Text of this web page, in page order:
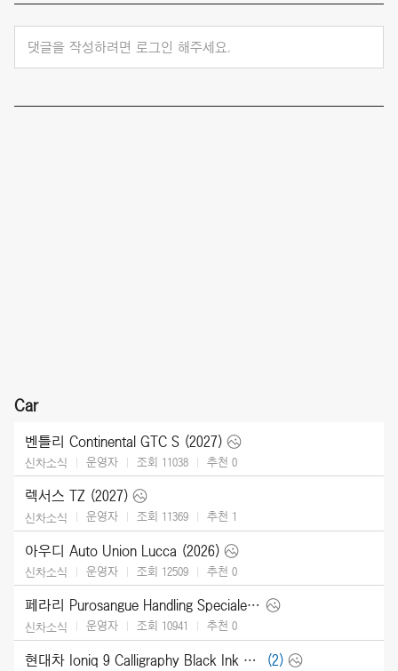
댓글을 작성하려면 로그인 해주세요.
Car
벤틀리 Continental GTC S (2027)
신차소식 운영자 조회 11038 추천 0
렉서스 TZ (2027)
신차소식 운영자 조회 11369 추천 1
아우디 Auto Union Lucca (2026)
신차소식 운영자 조회 12509 추천 0
페라리 Purosangue Handling Speciale (2027)
신차소식 운영자 조회 10941 추천 0
현대차 Ioniq 9 Calligraphy Black Ink (2027) (2)